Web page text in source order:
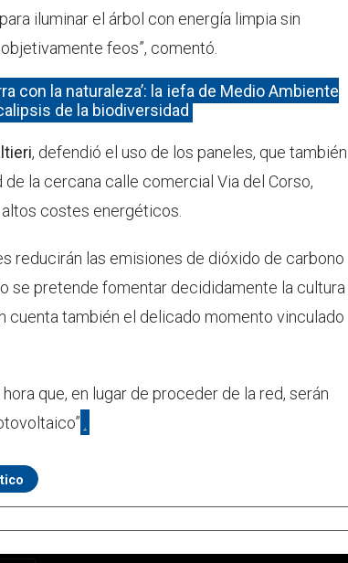
iluminar el árbol con energía limpia sin
feos”, comentó.
con la naturaleza’: la jefa de Medio Ambiente
de la biodiversidad
, defendió el uso de los paneles, que también
la cercana calle comercial Via del Corso,
costes energéticos.
reducirán las emisiones de dióxido de carbono
se pretende fomentar decididamente la cultura
cuenta también el delicado momento vinculado
que, en lugar de proceder de la red, serán